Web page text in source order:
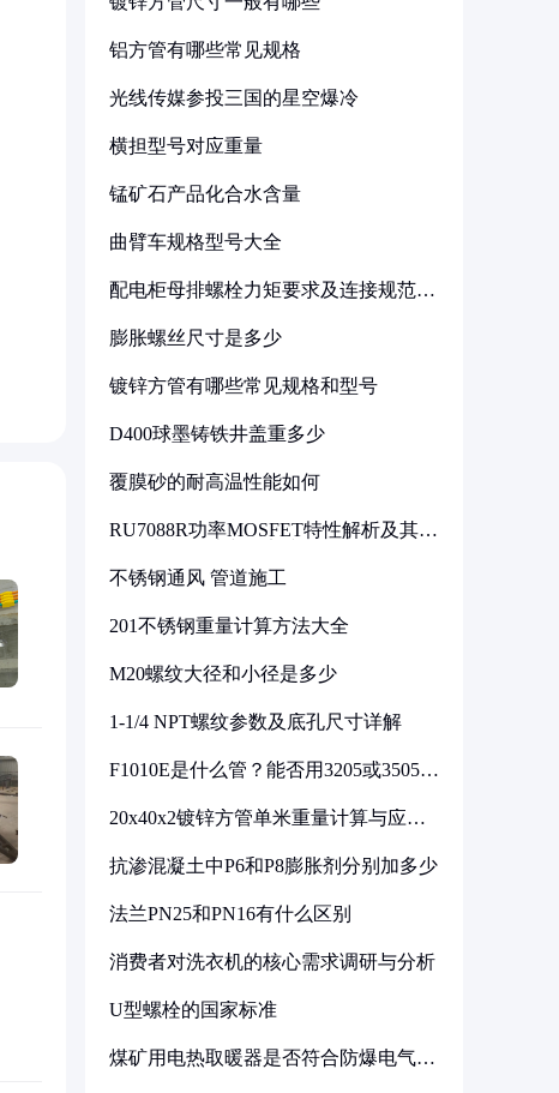
铝方管有哪些常见规格
光线传媒参投三国的星空爆冷
横担型号对应重量
锰矿石产品化合水含量
曲臂车规格型号大全
配电柜母排螺栓力矩要求及连接规范详
膨胀螺丝尺寸是多少
镀锌方管有哪些常见规格和型号
D400球墨铸铁井盖重多少
覆膜砂的耐高温性能如何
RU7088R功率MOSFET特性解析及其在
不锈钢通风 管道施工
201不锈钢重量计算方法大全
M20螺纹大径和小径是多少
1-1/4 NPT螺纹参数及底孔尺寸详解
F1010E是什么管？能否用3205或3505代
20x40x2镀锌方管单米重量计算与应用
抗渗混凝土中P6和P8膨胀剂分别加多少
法兰PN25和PN16有什么区别
消费者对洗衣机的核心需求调研与分析
U型螺栓的国家标准
煤矿用电热取暖器是否符合防爆电气设